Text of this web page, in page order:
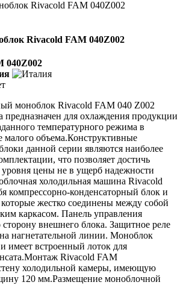
Rivacold FAM 040Z002
040Z002
моноблок Rivacold FAM 040 Z002
предназначен для охлаждения продукции
температурного режима в
малого объема.Конструктивные
данной серии являются наиболее
что позволяет достичь
уровня цены не в ущерб надежности
холодильная машина Rivacold
компрессорно-конденсаторный блок и
которые жестко соединены между собой
каркасом. Панель управления
внешнего блока. Защитное реле
нагнетательной линии. Моноблок
имеет встроенный лоток для
Rivacold FAM
холодильной камеры, имеющую
120 мм.Размещение моноблочной